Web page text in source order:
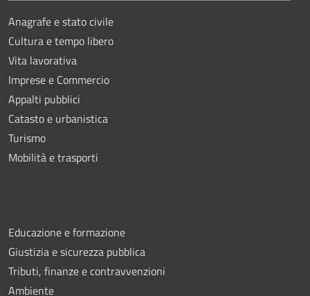
Anagrafe e stato civile
Cultura e tempo libero
Vita lavorativa
Imprese e Commercio
Appalti pubblici
Catasto e urbanistica
Turismo
Mobilità e trasporti
Educazione e formazione
Giustizia e sicurezza pubblica
Tributi, finanze e contravvenzioni
Ambiente